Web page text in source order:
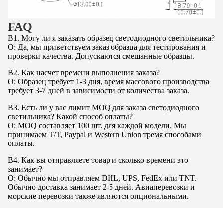
FAQ
В1. Могу ли я заказать образец светодиодного светильника?
О: Да, мы приветствуем заказ образца для тестирования и
проверки качества. Допускаются смешанные образцы.
В2. Как насчет времени выполнения заказа?
О: Образец требует 1-3 дня, время массового производства
требует 3-7 дней в зависимости от количества заказа.
В3. Есть ли у вас лимит MOQ для заказа светодиодного
светильника? Какой способ оплаты?
О: MOQ составляет 100 шт. для каждой модели. Мы
принимаем T/T, Paypal и Western Union тремя способами
оплаты.
В4. Как вы отправляете товар и сколько времени это
занимает?
О: Обычно мы отправляем DHL, UPS, FedEx или TNT.
Обычно доставка занимает 2-5 дней. Авиаперевозки и
морские перевозки также являются опциональными.